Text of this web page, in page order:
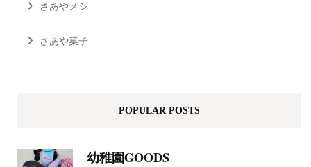
さあやメシ
さあや菓子
POPULAR POSTS
幼稚園GOODS